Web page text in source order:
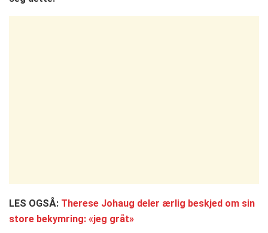
LES OGSÅ: Therese Johaug deler ærlig beskjed om sin
store bekymring: «jeg gråt»